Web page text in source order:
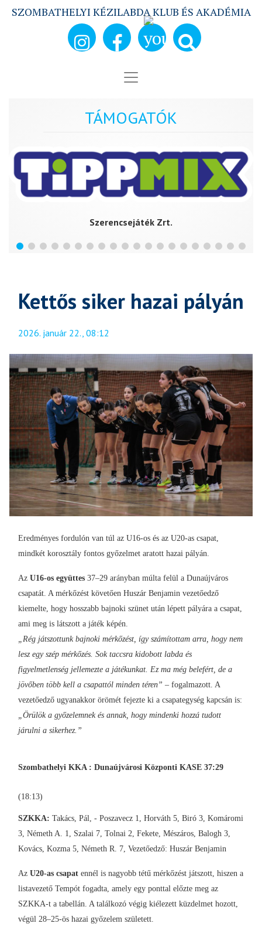
SZOMBATHELYI KÉZILABDA KLUB ÉS AKADÉMIA
TÁMOGATÓK
Szerencsejáték Zrt.
Kettős siker hazai pályán
2026. január 22., 08:12
Eredményes fordulón van túl az U16-os és az U20-as csapat,
mindkét korosztály fontos győzelmet aratott hazai pályán.
Az U16-os együttes 37–29 arányban múlta felül a Dunaújváros
csapatát. A mérkőzést követően Huszár Benjamin vezetőedző
kiemelte, hogy hosszabb bajnoki szünet után lépett pályára a csapat,
ami meg is látszott a játék képén.
„Rég játszottunk bajnoki mérkőzést, így számítottam arra, hogy nem
lesz egy szép mérkőzés. Sok taccsra kidobott labda és
figyelmetlenség jellemezte a játékunkat. Ez ma még belefért, de a
jövőben több kell a csapattól minden téren” – fogalmazott. A
vezetőedző ugyanakkor örömét fejezte ki a csapategység kapcsán is:
„Örülök a győzelemnek és annak, hogy mindenki hozzá tudott
járulni a sikerhez.”
Szombathelyi KKA : Dunaújvárosi Központi KASE 37:29
(18:13)
SZKKA: Takács, Pál, - Poszavecz 1, Horváth 5, Biró 3, Komáromi
3, Németh A. 1, Szalai 7, Tolnai 2, Fekete, Mészáros, Balogh 3,
Kovács, Kozma 5, Németh R. 7, Vezetőedző: Huszár Benjamin
Az U20-as csapat ennél is nagyobb tétű mérkőzést játszott, hiszen a
listavezető Tempót fogadta, amely egy ponttal előzte meg az
SZKKA-t a tabellán. A találkozó végig kiélezett küzdelmet hozott,
végül 28–25-ös hazai győzelem született.